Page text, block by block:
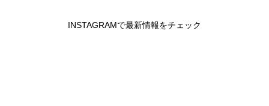
INSTAGRAMで最新情報をチェック